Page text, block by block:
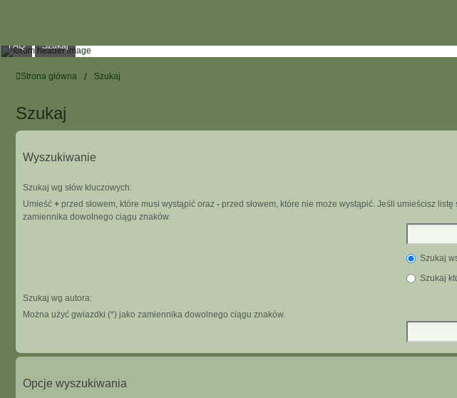
FAQ Szukaj
Strona główna Szukaj
Szukaj
Wyszukiwanie
Szukaj wg słów kluczowych:
Umieść + przed słowem, które musi wystąpić oraz - przed słowem, które nie może wystąpić. Jeśli umieścisz listę
zamiennika dowolnego ciągu znaków.
Szukaj
Szukaj
Szukaj wg autora:
Można użyć gwiazdki (*) jako zamiennika dowolnego ciągu znaków.
Opcje wyszukiwania